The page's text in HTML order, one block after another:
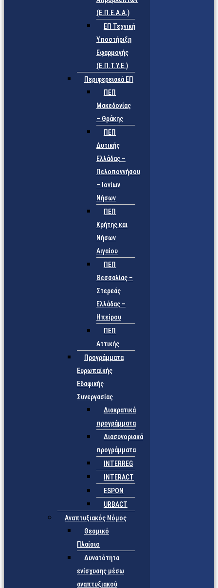
(Ε.Π.Ε.Α.Α.)
ΕΠ Τεχνική
Υποστήριξη
Εφαρμογής
(Ε.Π.Τ.Υ.Ε.)
Περιφερειακά ΕΠ
ΠΕΠ
Μακεδονίας
– Θράκης
ΠΕΠ
Δυτικής
Ελλάδας –
Πελοποννήσου
– Ιονίων
Νήσων
ΠΕΠ
Κρήτης και
Νήσων
Αιγαίου
ΠΕΠ
Θεσσαλίας –
Στερεάς
Ελλάδας –
Ηπείρου
ΠΕΠ
Αττικής
Προγράμματα
Ευρωπαϊκής
Εδαφικής
Συνεργασίας
Διακρατικά
προγράμματα
Διασυνοριακά
προγράμματα
INTERREG
INTERACT
ESPON
URBACT
Αναπτυξιακός Νόμος
Θεσμικό
Πλαίσιο
Δυνατότητα
ενίσχυσης μέσω
αναπτυξιακού